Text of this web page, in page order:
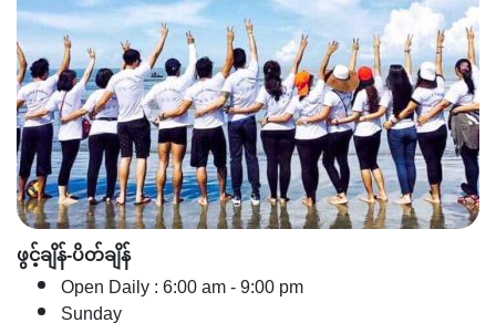
ဖွင့်ချိန်-ပိတ်ချိန်
Open Daily : 6:00 am - 9:00 pm
Sunday